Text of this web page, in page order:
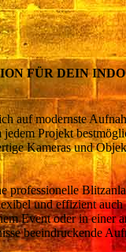
FÜR DEIN
auf modernste
Projekt
Kameras und
professionelle
und effizient
Event oder in einer
beeindruckende